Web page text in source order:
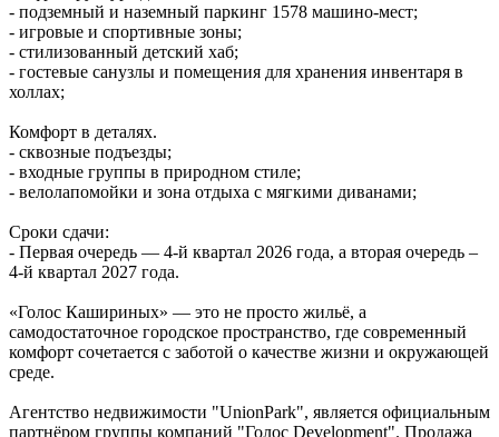
- подземный и наземный паркинг 1578 машино‑мест;
- игровые и спортивные зоны;
- стилизованный детский хаб;
- гостевые санузлы и помещения для хранения инвентаря в
холлах;
Комфорт в деталях.
- сквозные подъезды;
- входные группы в природном стиле;
- велолапомойки и зона отдыха с мягкими диванами;
Сроки сдачи:
- Первая очередь — 4‑й квартал 2026 года, а вторая очередь –
4-й квартал 2027 года.
«Голос Кашириных» — это не просто жильё, а
самодостаточное городское пространство, где современный
комфорт сочетается с заботой о качестве жизни и окружающей
среде.
Агентство недвижимости "UnionPark", является официальным
партнёром группы компаний "Голос Development". Продажа